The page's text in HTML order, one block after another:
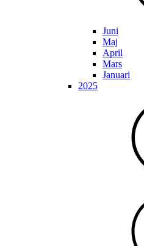
Juni
Maj
April
Mars
Januari
2025